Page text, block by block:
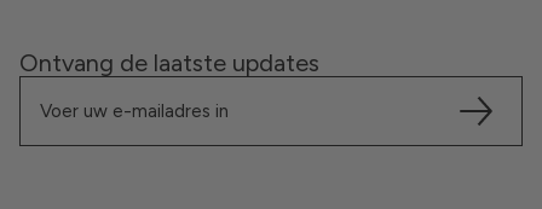
Ontvang de laatste updates